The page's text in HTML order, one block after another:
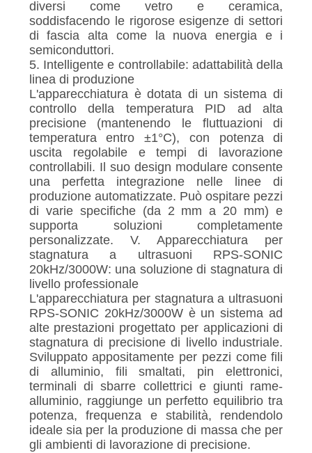
diversi come vetro e ceramica,
soddisfacendo le rigorose esigenze di settori
di fascia alta come la nuova energia e i
semiconduttori.
5. Intelligente e controllabile: adattabilità della
linea di produzione
L'apparecchiatura è dotata di un sistema di
controllo della temperatura PID ad alta
precisione (mantenendo le fluttuazioni di
temperatura entro ±1°C), con potenza di
uscita regolabile e tempi di lavorazione
controllabili. Il suo design modulare consente
una perfetta integrazione nelle linee di
produzione automatizzate. Può ospitare pezzi
di varie specifiche (da 2 mm a 20 mm) e
supporta soluzioni completamente
personalizzate. V. Apparecchiatura per
stagnatura a ultrasuoni RPS-SONIC
20kHz/3000W: una soluzione di stagnatura di
livello professionale
L'apparecchiatura per stagnatura a ultrasuoni
RPS-SONIC 20kHz/3000W è un sistema ad
alte prestazioni progettato per applicazioni di
stagnatura di precisione di livello industriale.
Sviluppato appositamente per pezzi come fili
di alluminio, fili smaltati, pin elettronici,
terminali di sbarre collettrici e giunti rame-
alluminio, raggiunge un perfetto equilibrio tra
potenza, frequenza e stabilità, rendendolo
ideale sia per la produzione di massa che per
gli ambienti di lavorazione di precisione.